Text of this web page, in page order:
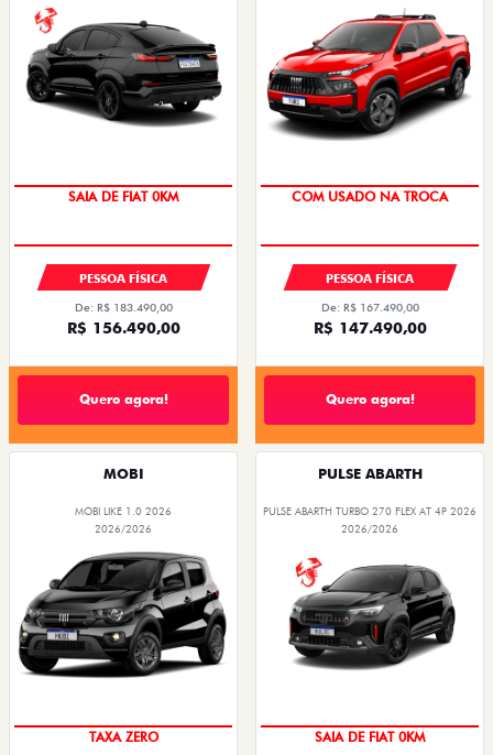
SAIA DE FIAT 0KM
PESSOA FÍSICA
De: R$ 183.490,00
R$ 156.490,00
Quero agora!
COM USADO NA TROCA
PESSOA FÍSICA
De: R$ 167.490,00
R$ 147.490,00
Quero agora!
MOBI
MOBI LIKE 1.0 2026
2026/2026
TAXA ZERO
PULSE ABARTH
PULSE ABARTH TURBO 270 FLEX AT 4P 2026
2026/2026
SAIA DE FIAT 0KM